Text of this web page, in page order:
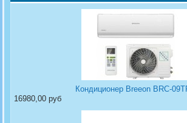
Кондиционер Breeon BRC-
16980,00 руб